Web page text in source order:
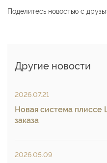
Поделитесь новостью с
Другие новости
2026.07.21
Новая система плиссе
заказа
2026.05.09